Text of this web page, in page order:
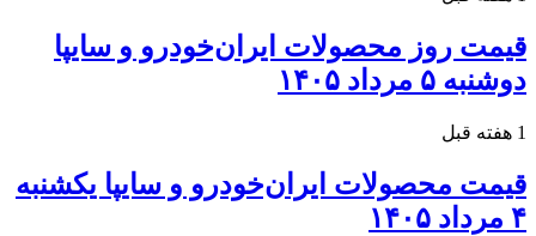
قیمت روز محصولات ایران‌خودرو و سایپا
دوشنبه ۵ مرداد ۱۴۰۵
1 هفته قبل
قیمت محصولات ایران‌خودرو و سایپا یکشنبه
۴ مرداد ۱۴۰۵